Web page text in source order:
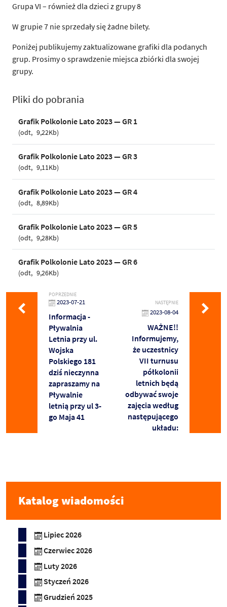
Grupa VI – również dla dzieci z grupy 8
W grupie 7 nie sprzedały się żadne bilety.
Poniżej publikujemy zaktualizowane grafiki dla podanych
grup. Prosimy o sprawdzenie miejsca zbiórki dla swojej
grupy.
Pliki do pobrania
Grafik Polkolonie Lato 2023 — GR 1
odt 9,22Kb
Grafik Polkolonie Lato 2023 — GR 3
odt 9,11Kb
Grafik Polkolonie Lato 2023 — GR 4
odt 8,89Kb
Grafik Polkolonie Lato 2023 — GR 5
odt 9,28Kb
Grafik Polkolonie Lato 2023 — GR 6
odt 9,26Kb
POPRZEDNIE
2023-07-21
Informacja -
Pływalnia
Letnia przy ul.
Wojska
Polskiego 181
dziś nieczynna
zapraszamy na
Pływalnie
letnią przy ul 3-
go Maja 41
NASTĘPNIE
2023-08-04
WAŻNE!!
Informujemy,
że uczestnicy
VII turnusu
półkolonii
letnich będą
odbywać swoje
zajęcia według
następującego
układu:
Katalog wiadomości
Lipiec 2026
Czerwiec 2026
Luty 2026
Styczeń 2026
Grudzień 2025